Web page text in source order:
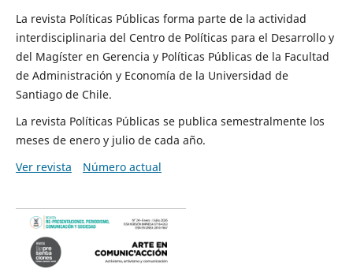
La revista Políticas Públicas forma parte de la actividad
interdisciplinaria del Centro de Políticas para el Desarrollo y
del Magíster en Gerencia y Políticas Públicas de la Facultad
de Administración y Economía de la Universidad de
Santiago de Chile.
La revista Políticas Públicas se publica semestralmente los
meses de enero y julio de cada año.
Ver revista
Número actual